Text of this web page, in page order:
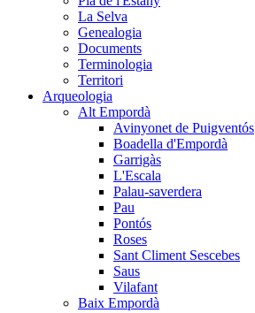
La Selva
Genealogia
Documents
Terminologia
Territori
Arqueologia
Alt Empordà
Avinyonet de Puigventós
Boadella d'Empordà
Garrigàs
L'Escala
Palau-saverdera
Pau
Pontós
Roses
Sant Climent Sescebes
Saus
Vilafant
Baix Empordà